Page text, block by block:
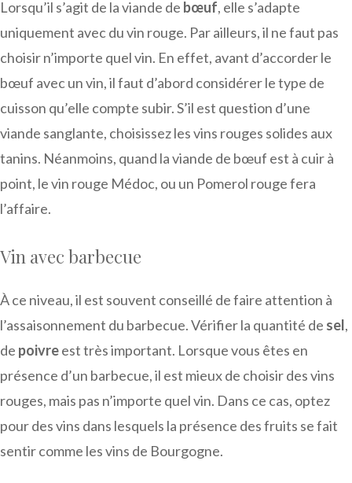
Lorsqu’il s’agit de la viande de bœuf, elle s’adapte
uniquement avec du vin rouge. Par ailleurs, il ne faut pas
choisir n’importe quel vin. En effet, avant d’accorder le
bœuf avec un vin, il faut d’abord considérer le type de
cuisson qu’elle compte subir. S’il est question d’une
viande sanglante, choisissez les vins rouges solides aux
tanins. Néanmoins, quand la viande de bœuf est à cuir à
point, le vin rouge Médoc, ou un Pomerol rouge fera
l’affaire.
Vin avec barbecue
À ce niveau, il est souvent conseillé de faire attention à
l’assaisonnement du barbecue. Vérifier la quantité de sel,
de poivreest très important. Lorsque vous êtes en
présence d’un barbecue, il est mieux de choisir des vins
rouges, mais pas n’importe quel vin. Dans ce cas, optez
pour des vins dans lesquels la présence des fruits se fait
sentir comme les vins de Bourgogne.